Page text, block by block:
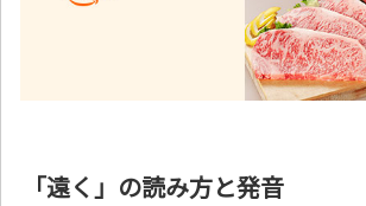
「遠く」の読み方と発音